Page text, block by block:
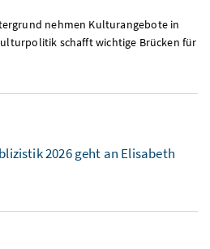
nehmen Kulturangebote in
schafft wichtige Brücken für
2026 geht an Elisabeth